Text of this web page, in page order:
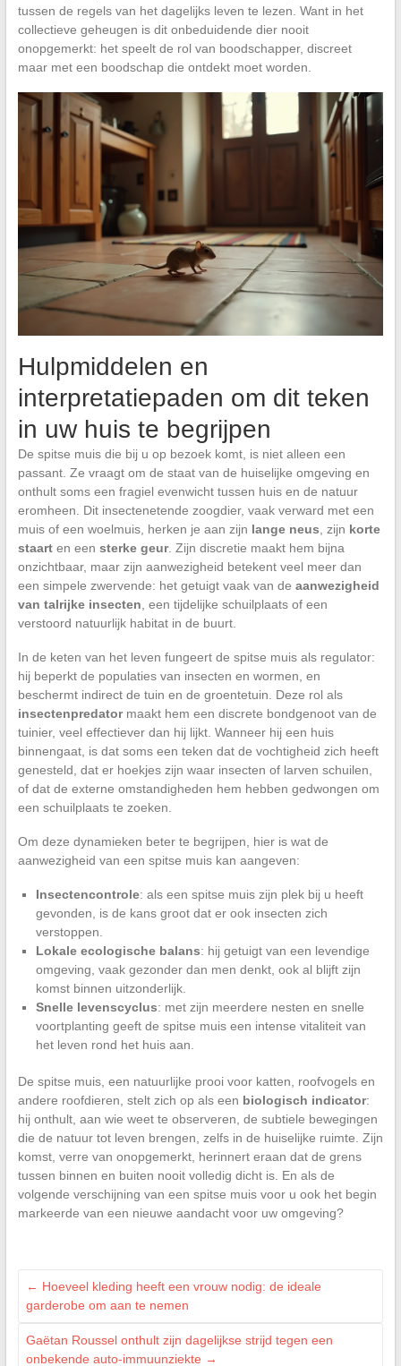
tussen de regels van het dagelijks leven te lezen. Want in het
collectieve geheugen is dit onbeduidende dier nooit
onopgemerkt: het speelt de rol van boodschapper, discreet
maar met een boodschap die ontdekt moet worden.
Hulpmiddelen en
interpretatiepaden om dit teken
in uw huis te begrijpen
De spitse muis die bij u op bezoek komt, is niet alleen een
passant. Ze vraagt om de staat van de huiselijke omgeving en
onthult soms een fragiel evenwicht tussen huis en de natuur
eromheen. Dit insectenetende zoogdier, vaak verward met een
muis of een woelmuis, herken je aan zijn lange neus , zijn korte
staarten een sterke geur. Zijn discretie maakt hem bijna
onzichtbaar, maar zijn aanwezigheid betekent veel meer dan
een simpele zwervende: het getuigt vaak van de aanwezigheid
van talrijke insecten , een tijdelijke schuilplaats of een
verstoord natuurlijk habitat in de buurt.
In de keten van het leven fungeert de spitse muis als regulator:
hij beperkt de populaties van insecten en wormen, en
beschermt indirect de tuin en de groentetuin. Deze rol als
insectenpredatormaakt hem een discrete bondgenoot van de
tuinier, veel effectiever dan hij lijkt. Wanneer hij een huis
binnengaat, is dat soms een teken dat de vochtigheid zich heeft
genesteld, dat er hoekjes zijn waar insecten of larven schuilen,
of dat de externe omstandigheden hem hebben gedwongen om
een schuilplaats te zoeken.
Om deze dynamieken beter te begrijpen, hier is wat de
aanwezigheid van een spitse muis kan aangeven:
Insectencontrole: als een spitse muis zijn plek bij u heeft
gevonden, is de kans groot dat er ook insecten zich
verstoppen.
Lokale ecologische balans: hij getuigt van een levendige
omgeving, vaak gezonder dan men denkt, ook al blijft zijn
komst binnen uitzonderlijk.
Snelle levenscyclus: met zijn meerdere nesten en snelle
voortplanting geeft de spitse muis een intense vitaliteit van
het leven rond het huis aan.
De spitse muis, een natuurlijke prooi voor katten, roofvogels en
andere roofdieren, stelt zich op als een biologisch indicator:
hij onthult, aan wie weet te observeren, de subtiele bewegingen
die de natuur tot leven brengen, zelfs in de huiselijke ruimte. Zijn
komst, verre van onopgemerkt, herinnert eraan dat de grens
tussen binnen en buiten nooit volledig dicht is. En als de
volgende verschijning van een spitse muis voor u ook het begin
markeerde van een nieuwe aandacht voor uw omgeving?
← Hoeveel kleding heeft een vrouw nodig: de ideale
garderobe om aan te nemen
Gaëtan Roussel onthult zijn dagelijkse strijd tegen een
onbekende auto-immuunziekte →